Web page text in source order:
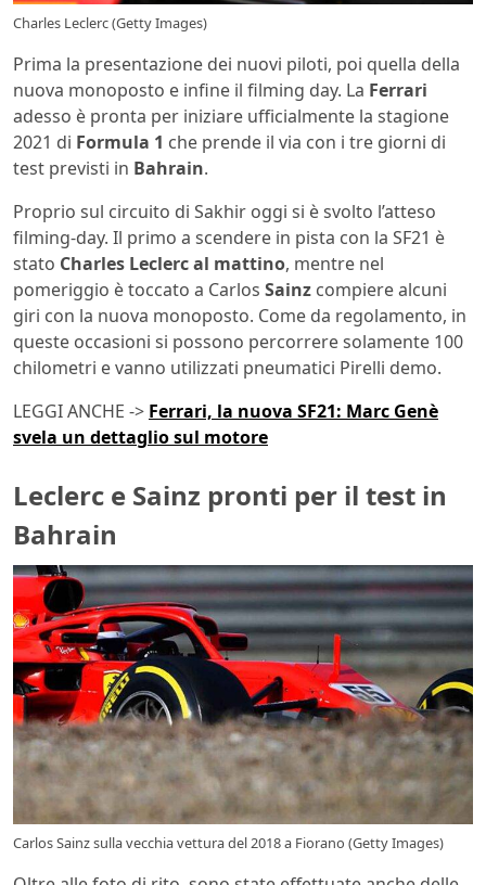
Charles Leclerc (Getty Images)
Prima la presentazione dei nuovi piloti, poi quella della
nuova monoposto e infine il filming day. La Ferrari
adesso è pronta per iniziare ufficialmente la stagione
2021 di Formula 1 che prende il via con i tre giorni di
test previsti in Bahrain.
Proprio sul circuito di Sakhir oggi si è svolto l’atteso
filming-day. Il primo a scendere in pista con la SF21 è
stato Charles Leclerc al mattino, mentre nel
pomeriggio è toccato a Carlos Sainz compiere alcuni
giri con la nuova monoposto. Come da regolamento, in
queste occasioni si possono percorrere solamente 100
chilometri e vanno utilizzati pneumatici Pirelli demo.
LEGGI ANCHE -> Ferrari, la nuova SF21: Marc Genè
svela un dettaglio sul motore
Leclerc e Sainz pronti per il test in
Bahrain
Carlos Sainz sulla vecchia vettura del 2018 a Fiorano (Getty Images)